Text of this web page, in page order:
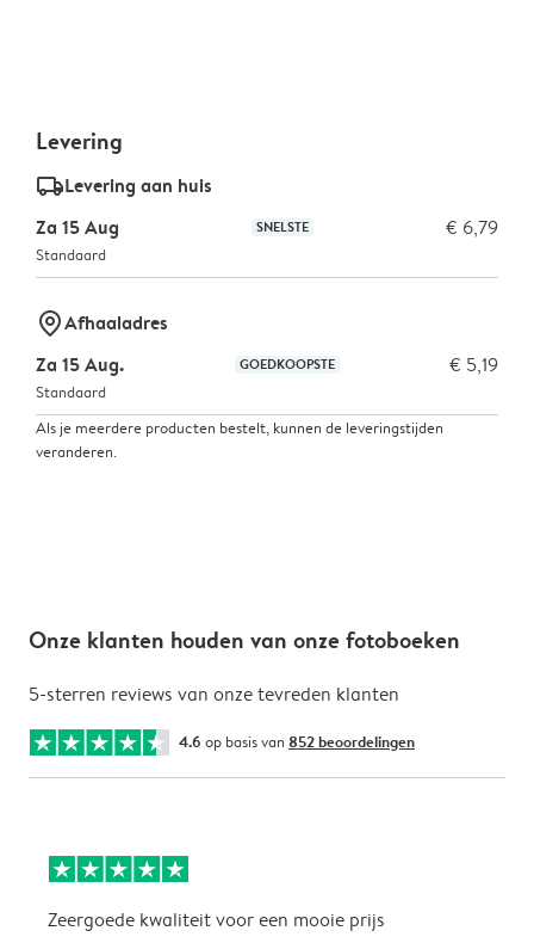
Levering
delivery_standard_v2Levering aan huis
Za 15 Aug
SNELSTE € 6,79
Standaard
marker-pinAfhaaladres
Za 15 Aug.
GOEDKOOPSTE € 5,19
Standaard
Als je meerdere producten bestelt, kunnen de leveringstijden
veranderen.
Onze klanten houden van onze fotoboeken
5-sterren reviews van onze tevreden klanten
4.6 op basis van 852 beoordelingen
Zeergoede kwaliteit voor een mooie prijs